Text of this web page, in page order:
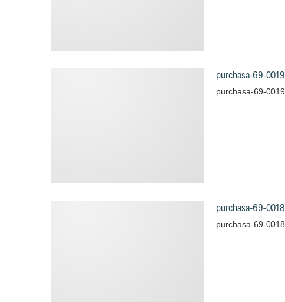
purchasa-69-0019
purchasa-69-0019
purchasa-69-0018
purchasa-69-0018